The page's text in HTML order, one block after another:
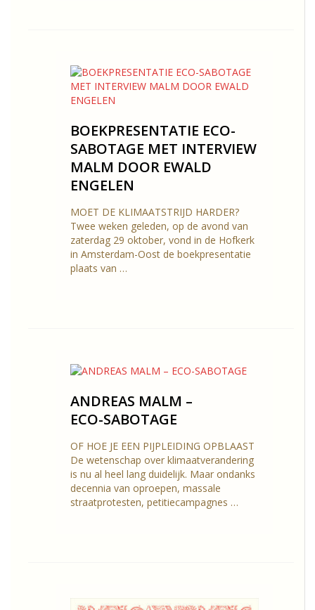
BOEKPRESENTATIE ECO-
SABOTAGE MET INTERVIEW
MALM DOOR EWALD
ENGELEN
MOET DE KLIMAATSTRIJD HARDER?
Twee weken geleden, op de avond van
zaterdag 29 oktober, vond in de Hofkerk
in Amsterdam-Oost de boekpresentatie
plaats van …
ANDREAS MALM –
ECO-SABOTAGE
OF HOE JE EEN PIJPLEIDING OPBLAAST
De wetenschap over klimaat­verandering
is nu al heel lang duidelijk. Maar ondanks
decennia van oproepen, massale
straatprotesten, petitiecampagnes …